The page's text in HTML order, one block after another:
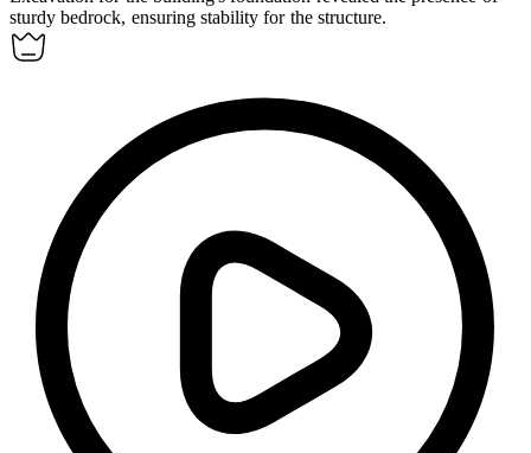
sturdybedrock, ensuring stability for the structure.